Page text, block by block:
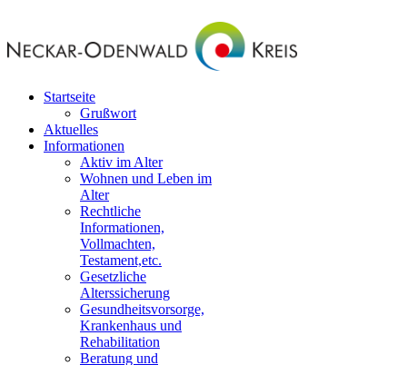
Startseite
Grußwort
Aktuelles
Informationen
Aktiv im Alter
Wohnen und Leben im
Alter
Rechtliche
Informationen,
Vollmachten,
Testament,etc.
Gesetzliche
Alterssicherung
Gesundheitsvorsorge,
Krankenhaus und
Rehabilitation
Beratung und